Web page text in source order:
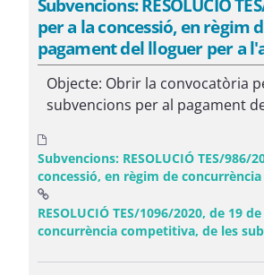
Subvencions: RESOLUCIÓ
per a la concessió, en règim
pagament del lloguer per a
Objecte: Obrir la convocatòria
subvencions per al pagament
Subvencions: RESOLUCIÓ TES/
concessió, en règim de
RESOLUCIÓ TES/1096/2020, de 19
concurrència competitiva, de les